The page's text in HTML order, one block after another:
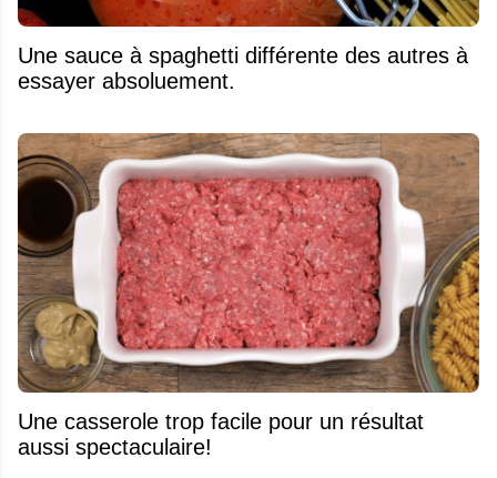
Une sauce à spaghetti différente des autres à
essayer absoluement.
Une casserole trop facile pour un résultat
aussi spectaculaire!